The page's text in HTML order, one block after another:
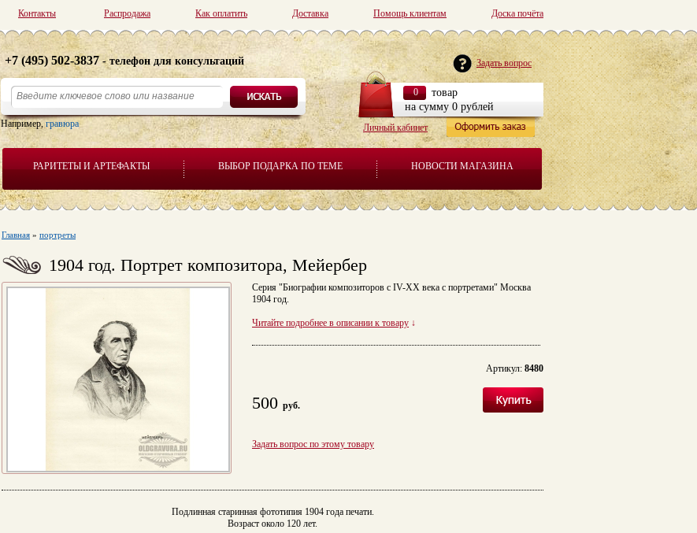
Доска почёта
Помощь клиентам
Доставка
Как оплатить
Распродажа
Контакты
РАРИТЕТЫ И АРТЕФАКТЫ ВЫБОР ПОДАРКА ПО ТЕМЕ НОВОСТИ МАГАЗИНА
Личный кабинет
+7 (495) 502-3837- телефон для консультаций Задать вопрос
Например, гравюра
0
товар
на сумму 0 рублей
Главная » портреты
1904 год. Портрет композитора, Мейербер
Серия "Биографии композиторов с IV-XX века с портретами" Москва
1904 год.
Читайте подробнее в описании к товару ↓
500 руб.
Артикул: 8480
Задать вопрос по этому товару
Подлинная старинная фототипия 1904 года печати.
Возраст около 120 лет.